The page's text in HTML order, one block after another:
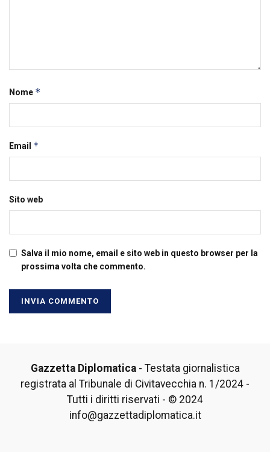
Nome *
Email *
Sito web
Salva il mio nome, email e sito web in questo browser per la
prossima volta che commento.
Gazzetta Diplomatica- Testata giornalistica
registrata al Tribunale di Civitavecchia n. 1/2024 -
Tutti i diritti riservati - © 2024
info@gazzettadiplomatica.it